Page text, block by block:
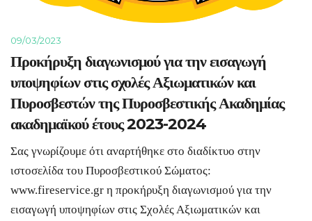
09/03/2023
Προκήρυξη διαγωνισμού για την εισαγωγή
υποψηφίων στις σχολές Αξιωματικών και
Πυροσβεστών της Πυροσβεστικής Ακαδημίας
ακαδημαϊκού έτους 2023-2024
Σας γνωρίζουμε ότι αναρτήθηκε στο διαδίκτυο στην
ιστοσελίδα του Πυροσβεστικού Σώματος:
www.fireservice.gr η προκήρυξη διαγωνισμού για την
εισαγωγή υποψηφίων στις Σχολές Αξιωματικών και